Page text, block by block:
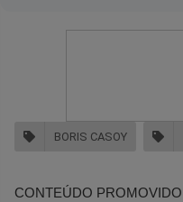
BORIS CASOY